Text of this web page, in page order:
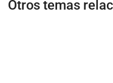
Otros temas